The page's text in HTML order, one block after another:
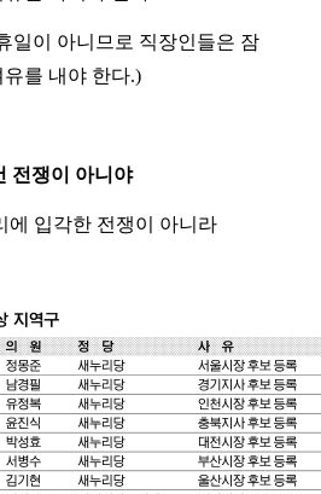
일이 아니므로 직장인들은 잠
유를 내야 한다.)
전쟁이 아니야
에 입각한 전쟁이 아니라